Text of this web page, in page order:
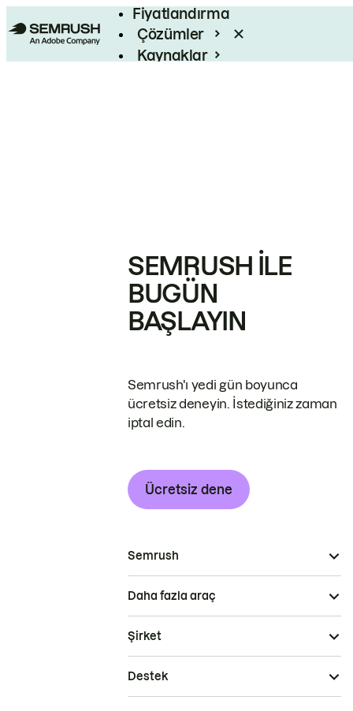
Fiyatlandırma
Çözümler
Kaynaklar
SEMRUSH ILE
BUGÜN
BAŞLAYIN
Semrush'ı yedi gün boyunca
ücretsiz deneyin. İstediğiniz zaman
iptal edin.
Ücretsiz dene
Semrush
Daha fazla araç
Şirket
Destek